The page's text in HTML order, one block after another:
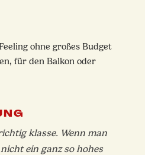
ohne großes Budget
für den Balkon oder
klasse. Wenn man
ein ganz so hohes